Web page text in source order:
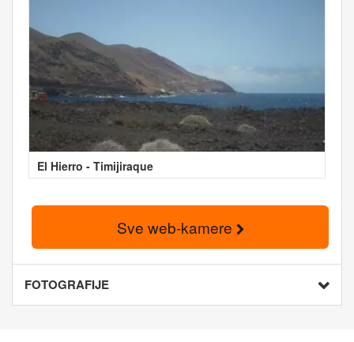
El Hierro - Timijiraque
Sve web-kamere
FOTOGRAFIJE